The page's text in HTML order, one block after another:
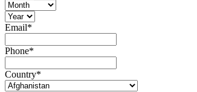
Email*
Phone*
Country*